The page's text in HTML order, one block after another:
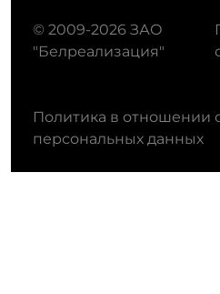
© 2009-2026 ЗАО
"Белреализация"
Политика в отношении
персональных данных